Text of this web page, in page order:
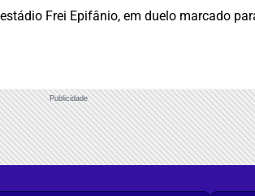
Frei Epifânio, em duelo marcado
Publicidade